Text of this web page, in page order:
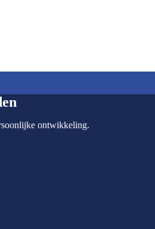
ontwikkeling.